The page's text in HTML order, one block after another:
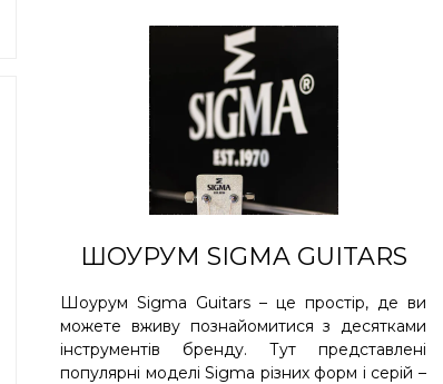
ШОУРУМ SIGMA GUITARS
Шоурум Sigma Guitars – це простір, де ви
можете вживу познайомитися з десятками
інструментів бренду. Тут представлені
популярні моделі Sigma різних форм і серій –